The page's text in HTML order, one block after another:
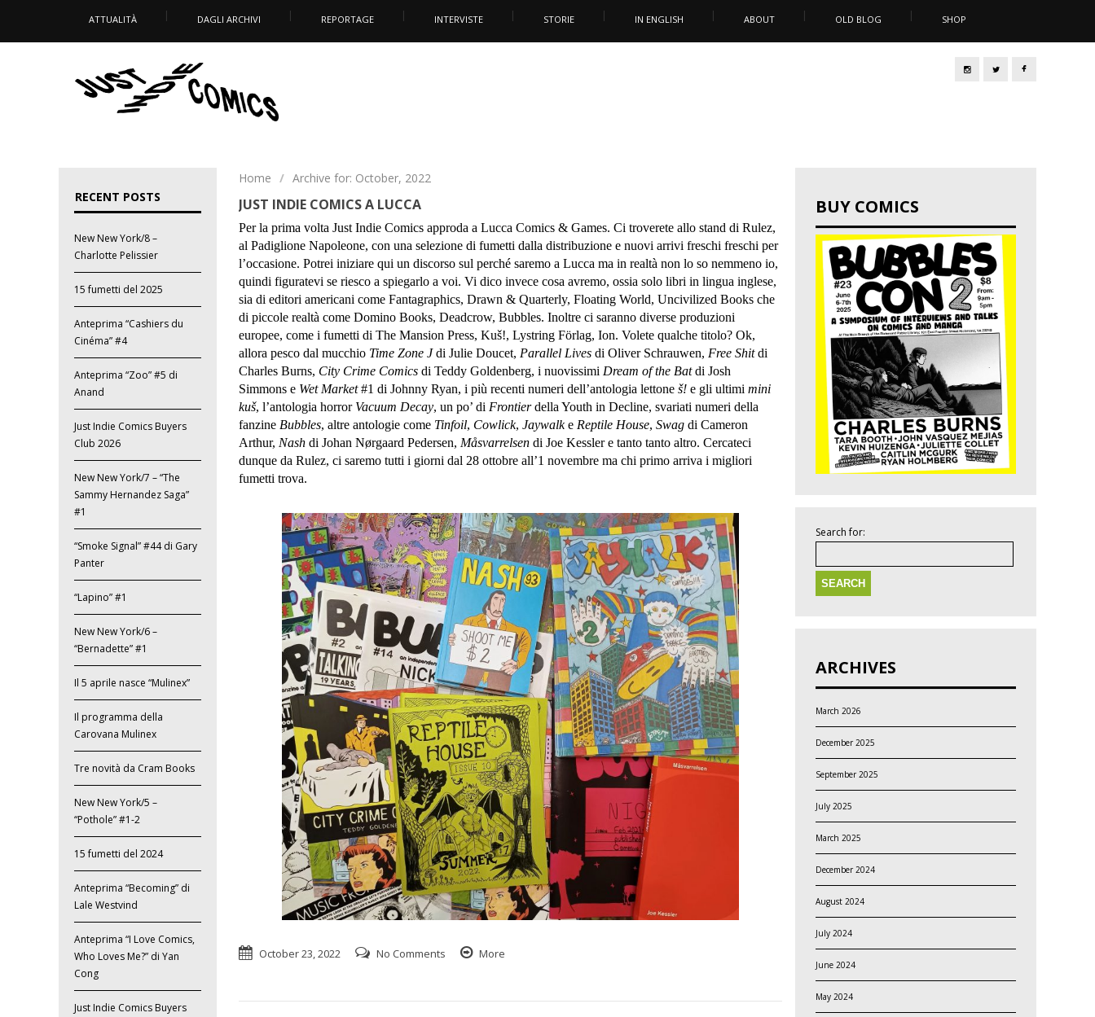
ATTUALITÀ DAGLI ARCHIVI REPORTAGE INTERVISTE STORIE IN ENGLISH ABOUT OLD BLOG SHOP
Home / Archive for: October, 2022
JUST INDIE COMICS A LUCCA
Per la prima volta Just Indie Comics approda a Lucca Comics & Games. Ci troverete allo stand di Rulez,
al Padiglione Napoleone, con una selezione di fumetti dalla distribuzione e nuovi arrivi freschi freschi per
l’occasione. Potrei iniziare qui un discorso sul perché saremo a Lucca ma in realtà non lo so nemmeno io,
quindi figuratevi se riesco a spiegarlo a voi. Vi dico invece cosa avremo, ossia solo libri in lingua inglese,
sia di editori americani come Fantagraphics, Drawn & Quarterly, Floating World, Uncivilized Books che
di piccole realtà come Domino Books, Deadcrow, Bubbles. Inoltre ci saranno diverse produzioni
europee, come i fumetti di The Mansion Press, Kuš!, Lystring Förlag, Ion. Volete qualche titolo? Ok,
allora pesco dal mucchio Time Zone Jdi Julie Doucet, Parallel Lives di Oliver Schrauwen, Free Shitdi
Charles Burns, City Crime Comics di Teddy Goldenberg, i nuovissimi Dream of the Batdi Josh
Simmons e Wet Market#1 di Johnny Ryan, i più recenti numeri dell’antologia lettoneš! e gli ultimimini
kuš, l’antologia horror Vacuum Decay, un po’ di Frontierdella Youth in Decline, svariati numeri della
fanzine Bubbles, altre antologie come Tinfoil, Cowlick,Jaywalke Reptile House,Swag di Cameron
Arthur, Nash di Johan Nørgaard Pedersen, Måsvarrelsen di Joe Kessler e tanto tanto altro. Cercateci
dunque da Rulez, ci saremo tutti i giorni dal 28 ottobre all’1 novembre ma chi primo arriva i migliori
fumetti trova.
October 23, 2022 No Comments More
RECENT POSTS
New New York/8 –
Charlotte Pelissier
15 fumetti del 2025
Anteprima “Cashiers du
Cinéma” #4
Anteprima “Zoo” #5 di
Anand
Just Indie Comics Buyers
Club 2026
New New York/7 – “The
Sammy Hernandez Saga”
#1
“Smoke Signal” #44 di Gary
Panter
“Lapino” #1
New New York/6 –
“Bernadette” #1
Il 5 aprile nasce “Mulinex”
Il programma della
Carovana Mulinex
Tre novità da Cram Books
New New York/5 –
“Pothole” #1-2
15 fumetti del 2024
Anteprima “Becoming” di
Lale Westvind
Anteprima “I Love Comics,
Who Loves Me?” di Yan
Cong
Just Indie Comics Buyers
BUY COMICS
Search for:
ARCHIVES
March 2026
December 2025
September 2025
July 2025
March 2025
December 2024
August 2024
July 2024
June 2024
May 2024